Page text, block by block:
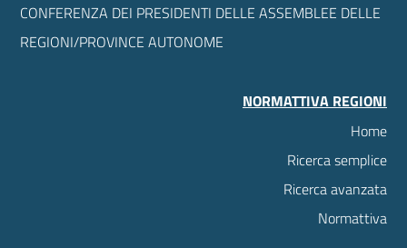
CONFERENZA DEI PRESIDENTI DELLE ASSEMBLEE DELLE
REGIONI/PROVINCE AUTONOME
NORMATTIVA REGIONI
Home
Ricerca semplice
Ricerca avanzata
Normattiva